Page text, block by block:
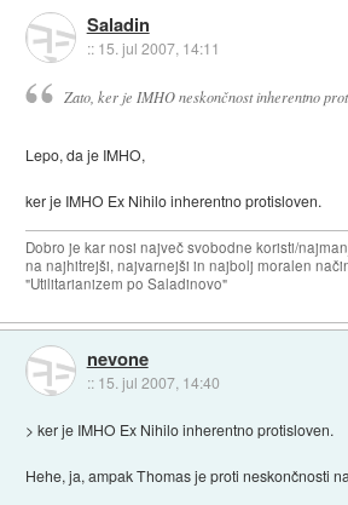
Saladin
:: 15. jul 2007, 14:11
Zato, ker je IMHO neskončnost inherentno
Lepo, da je IMHO,
ker je IMHO Ex Nihilo inherentno protisloven.
Dobro je kar nosi največ svobodne koristi/
na najhitrejši, najvarnejši in najbolj moralen
"Utilitarianizem po Saladinovo"
nevone
:: 15. jul 2007, 14:40
> ker je IMHO Ex Nihilo inherentno protisloven.
Hehe, ja, ampak Thomas je proti neskončnosti